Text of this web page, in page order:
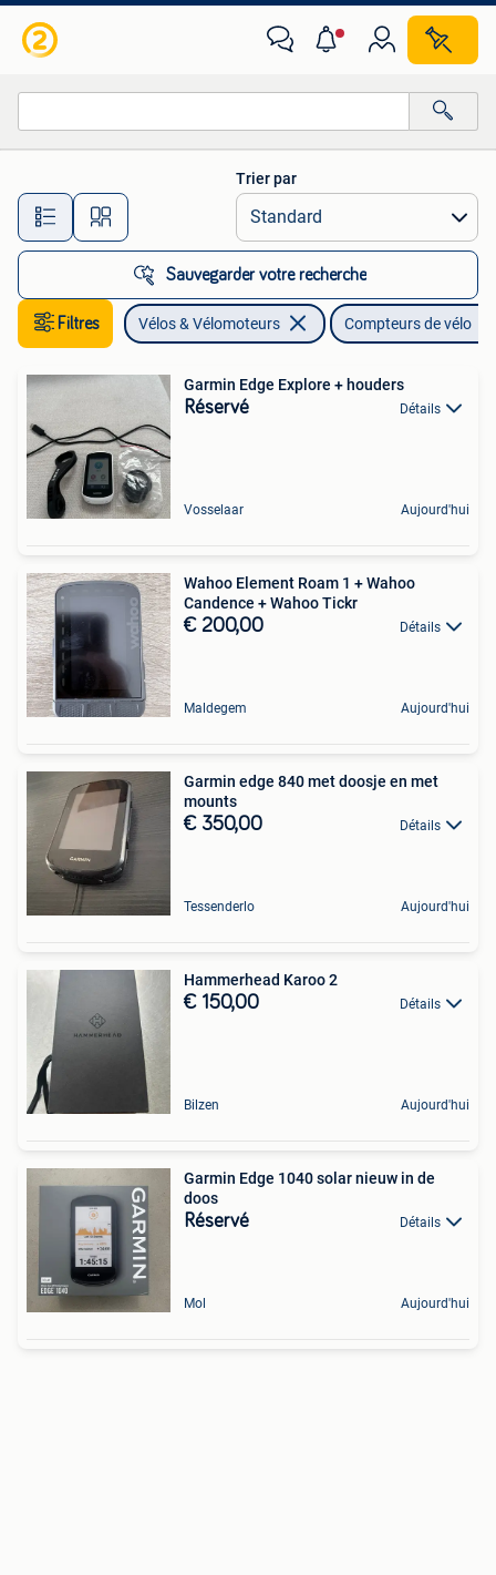
Toutes les distances…
Trier par
Sauvegarder votre recherche
Filtres Vélos & Vélomoteurs Compteurs de vélo
Garmin Edge Explore + houders
Réservé Détails
Vosselaar Aujourd'hui
Wahoo Element Roam 1 + Wahoo
Candence + Wahoo Tickr
€ 200,00 Détails
Maldegem Aujourd'hui
Garmin edge 840 met doosje en met
mounts
€ 350,00 Détails
Tessenderlo Aujourd'hui
Hammerhead Karoo 2
€ 150,00 Détails
Bilzen Aujourd'hui
Garmin Edge 1040 solar nieuw in de
doos
Réservé Détails
Mol Aujourd'hui